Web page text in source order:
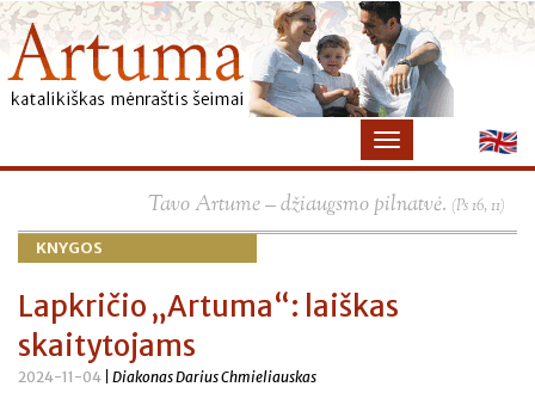
Tavo Artume – džiaugsmo pilnatvė. (Ps 16, 11)
KNYGOS
Lapkričio „Artuma“: laiškas
skaitytojams
2024-11-04 | Diakonas Darius Chmieliauskas
×